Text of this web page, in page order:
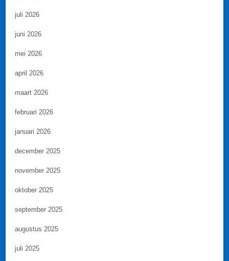
juli 2026
juni 2026
mei 2026
april 2026
maart 2026
februari 2026
januari 2026
december 2025
november 2025
oktober 2025
september 2025
augustus 2025
juli 2025